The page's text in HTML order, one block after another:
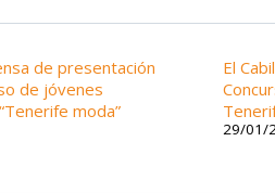
de presentación
de jóvenes
moda”
El
29/01/